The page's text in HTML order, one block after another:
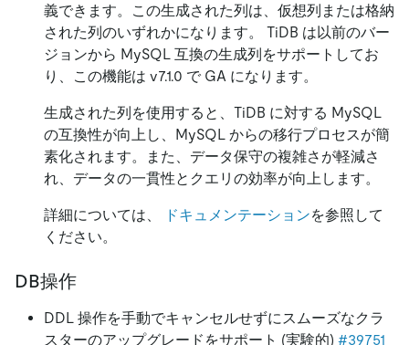
義できます。この生成された列は、仮想列または格納
された列のいずれかになります。 TiDB は以前のバー
ジョンから MySQL 互換の生成列をサポートしてお
り、この機能は v7.1.0 で GA になります。
生成された列を使用すると、TiDB に対する MySQL
の互換性が向上し、MySQL からの移行プロセスが簡
素化されます。また、データ保守の複雑さが軽減さ
れ、データの一貫性とクエリの効率が向上します。
詳細については、 ドキュメンテーションを参照して
ください。
DB操作
DDL 操作を手動でキャンセルせずにスムーズなクラ
スターのアップグレードをサポート (実験的) #39751